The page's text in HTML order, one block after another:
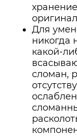
Для
никогда
какой-
сломан,